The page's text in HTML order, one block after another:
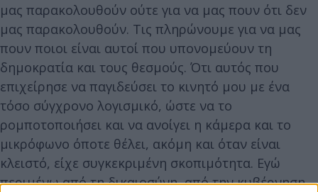
μας παρακολουθούν ούτε για να μας πουν ότι δεν
μας παρακολουθούν. Τις πληρώνουμε για να μας
πουν ποιοι είναι αυτοί που υπονομεύουν τη
δημοκρατία και τους θεσμούς. Ότι αυτός που
επιχείρησε να παγιδεύσει το κινητό μου με ένα
τόσο σύγχρονο λογισμικό, ώστε να το
ρομποτοποιήσει και να ανοίγει η κάμερα και το
μικρόφωνο όποτε θέλει, ακόμη και όταν είναι
κλειστό, είχε συγκεκριμένη σκοπιμότητα. Εγώ
περιμένω από τη δικαιοσύνη, από την κυβέρνηση